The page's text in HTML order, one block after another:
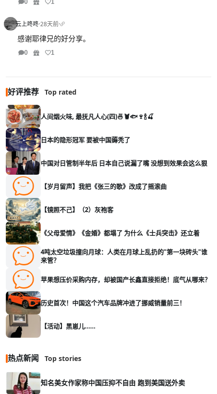
0 1
云上咚咚·28天前·
感谢耶律兄的好分享。
0 1
好评推荐 Top rated
人间烟火味, 最抚凡人心(四)🍜🦞🐟🍷🍾🍒
日本的隐形冠军 要被中国薅秃了
中国对日管制半年后 日本自己说漏了嘴 没想到效果会这么狠
【岁月留声】我把《张三的歌》改成了摇滚曲
【镜照不己】（2）灰袍客
《父母爱情》《金婚》都塌了 为什么《士兵突击》还立着
4吨太空垃圾撞向月球：人类在月球上乱扔的"第一块砖头"谁
来管？
苹果想压价采购内存，却被国产长鑫直接拒绝！底气从哪来？
历史首次！中国这个汽车品牌冲进了挪威销量前三！
【活动】黑崽儿……
热点新闻 Top stories
知名美女作家称中国压抑不自由 跑到美国送外卖